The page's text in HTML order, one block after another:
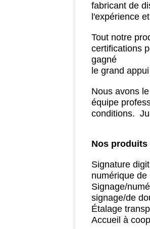
fabricant de
l'expérience
Tout notre
certifications
gagné
le grand
Nous avons
équipe
conditions.
Nos
Signature
numérique de
Signage/
signage/de
Étalage
Accueil à